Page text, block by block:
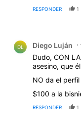
RESPONDER 1
DL Diego Luján
Dudo, CON
asesino, que
NO da el perfil
$100 a la
RESPONDER 1